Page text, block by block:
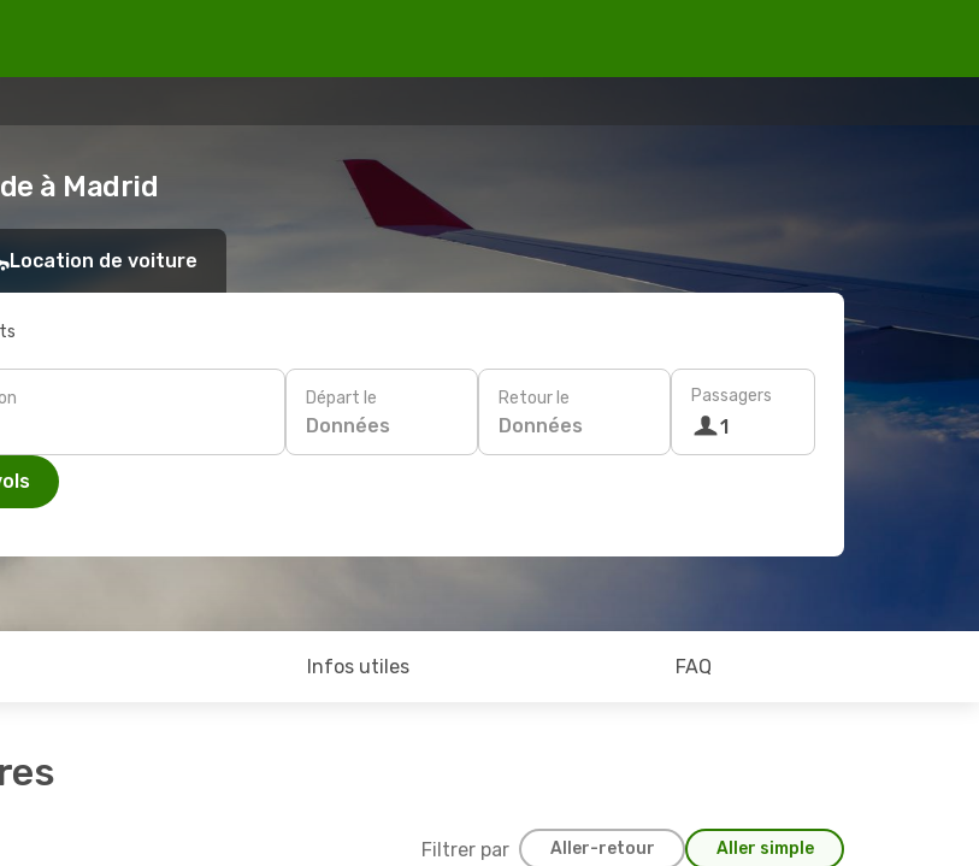
à Madrid
Location de voiture
Départ le
Données
Retour le
Données
Passagers
1
Infos utiles FAQ
Filtrer par Aller-retour Aller simple